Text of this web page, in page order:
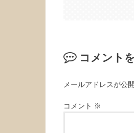
コメント
メールアドレスが公
コメント ※